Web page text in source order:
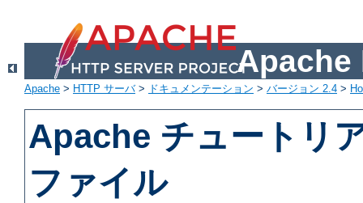
Apache
Apache > HTTP サーバ> ドキュメンテーション > バージョン 2.4 >
Apache チュートリ
ファイル